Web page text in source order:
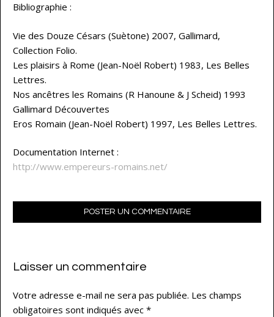
Bibliographie :
Vie des Douze Césars (Suètone) 2007, Gallimard,
Collection Folio.
Les plaisirs à Rome (Jean-Noël Robert) 1983, Les Belles
Lettres.
Nos ancêtres les Romains (R Hanoune & J Scheid) 1993
Gallimard Découvertes
Eros Romain (Jean-Noël Robert) 1997, Les Belles Lettres.
Documentation Internet :
http://www.empereurs-romains.net/
POSTER UN COMMENTAIRE
Laisser un commentaire
Votre adresse e-mail ne sera pas publiée. Les champs
obligatoires sont indiqués avec *